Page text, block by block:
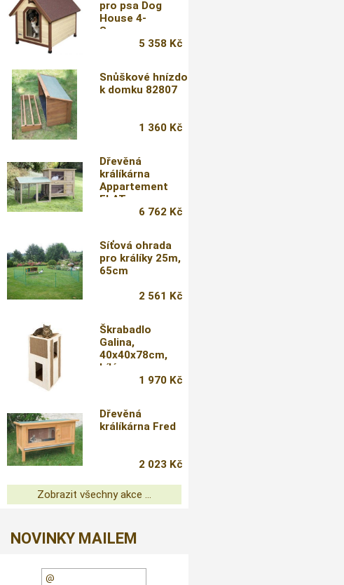
pro psa Dog
House 4-
Seasons
5 358 Kč
Snůškové hnízdo
k domku 82807
1 360 Kč
Dřevěná
králíkárna
Appartement
FLAT
6 762 Kč
Síťová ohrada
pro králíky 25m,
65cm
2 561 Kč
Škrabadlo
Galina,
40x40x78cm,
bílé
1 970 Kč
Dřevěná
králíkárna Fred
2 023 Kč
Zobrazit všechny akce ...
NOVINKY MAILEM